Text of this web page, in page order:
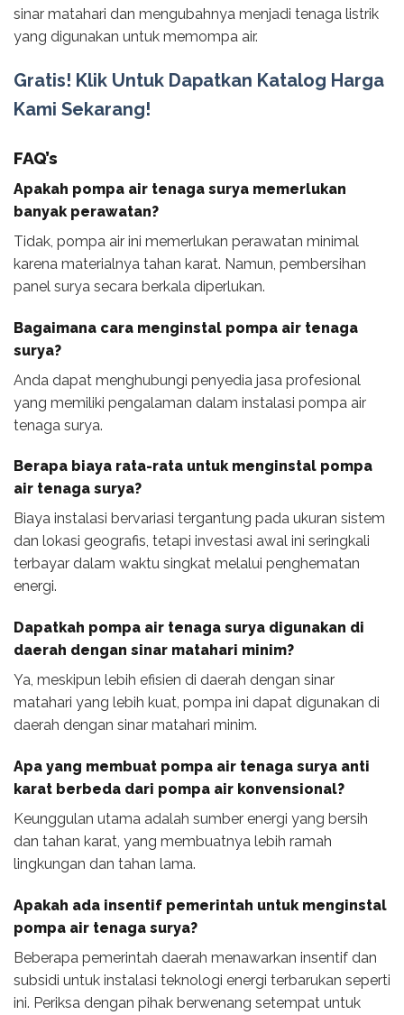
sinar matahari dan mengubahnya menjadi tenaga listrik
yang digunakan untuk memompa air.
Gratis! Klik Untuk Dapatkan Katalog Harga
Kami Sekarang!
FAQ’s
Apakah pompa air tenaga surya memerlukan
banyak perawatan?
Tidak, pompa air ini memerlukan perawatan minimal
karena materialnya tahan karat. Namun, pembersihan
panel surya secara berkala diperlukan.
Bagaimana cara menginstal pompa air tenaga
surya?
Anda dapat menghubungi penyedia jasa profesional
yang memiliki pengalaman dalam instalasi pompa air
tenaga surya.
Berapa biaya rata-rata untuk menginstal pompa
air tenaga surya?
Biaya instalasi bervariasi tergantung pada ukuran sistem
dan lokasi geografis, tetapi investasi awal ini seringkali
terbayar dalam waktu singkat melalui penghematan
energi.
Dapatkah pompa air tenaga surya digunakan di
daerah dengan sinar matahari minim?
Ya, meskipun lebih efisien di daerah dengan sinar
matahari yang lebih kuat, pompa ini dapat digunakan di
daerah dengan sinar matahari minim.
Apa yang membuat pompa air tenaga surya anti
karat berbeda dari pompa air konvensional?
Keunggulan utama adalah sumber energi yang bersih
dan tahan karat, yang membuatnya lebih ramah
lingkungan dan tahan lama.
Apakah ada insentif pemerintah untuk menginstal
pompa air tenaga surya?
Beberapa pemerintah daerah menawarkan insentif dan
subsidi untuk instalasi teknologi energi terbarukan seperti
ini. Periksa dengan pihak berwenang setempat untuk